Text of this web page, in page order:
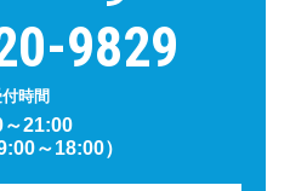
9829
時間
21:00
～18:00）